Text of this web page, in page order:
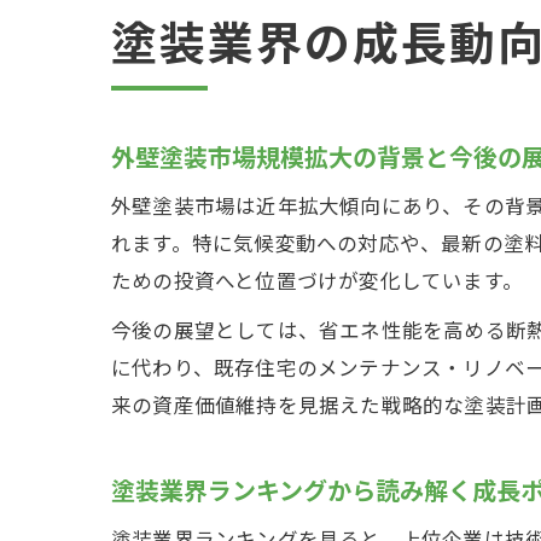
塗装業界の成長動
外壁塗装市場規模拡大の背景と今後の
外壁塗装市場は近年拡大傾向にあり、その
れます。特に気候変動への対応や、最新の塗
ための投資へと位置づけが変化しています。
今後の展望としては、省エネ性能を高める断
に代わり、既存住宅のメンテナンス・リノ
来の資産価値維持を見据えた戦略的な塗装計
塗装業界ランキングから読み解く成長